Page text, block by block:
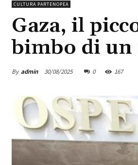
CULTURA PARTENOPEA
Gaza, il
bimbo di un
By admin 30/08/2025 0 167